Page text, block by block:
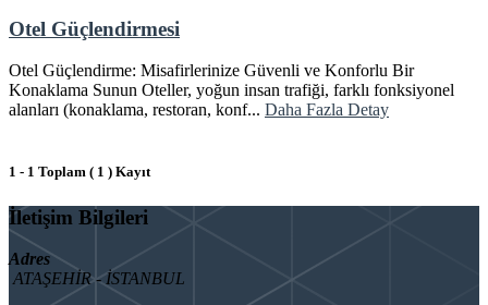
Otel Güçlendirmesi
Otel Güçlendirme: Misafirlerinize Güvenli ve Konforlu Bir
Konaklama Sunun Oteller, yoğun insan trafiği, farklı fonksiyonel
alanları (konaklama, restoran, konf... Daha Fazla Detay
1 - 1 Toplam ( 1 ) Kayıt
İletişim Bilgileri
Adres
ATAŞEHİR - İSTANBUL